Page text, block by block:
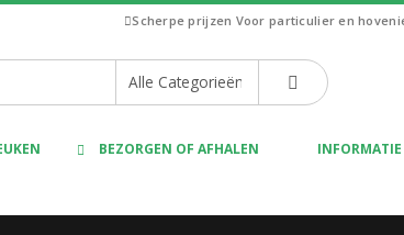
Scherpe prijzen Voor particulier en
BEZORGEN OF AFHALEN INFORMATIE